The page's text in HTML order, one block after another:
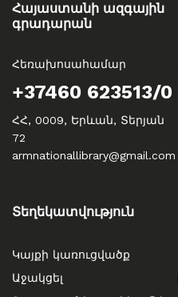
Հայաստանի ազգային
գրադարան
Հեռախոսահամար
+37460 623513/0
ՀՀ, 0009, Երևան, Տերյան
72
armnationallibrary@gmail.com
Տեղեկատվություն
Կայքի կառուցվածք
Աջակցել